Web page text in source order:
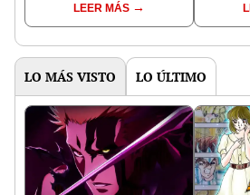
honor a fanático
peruano
LEER MÁS
live
LO MÁS VISTO LO ÚLTIMO